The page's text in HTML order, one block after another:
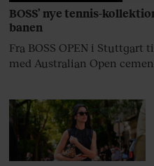
hermed i både vores
BOSS’ nye tennis-
banen
Fra BOSS OPEN i Stuttgart
med Australian Open